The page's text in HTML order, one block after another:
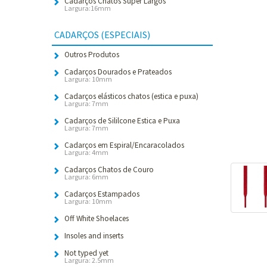
Largura:16mm
CADARÇOS (ESPECIAIS)
Outros Produtos
Cadarços Dourados e Prateados
Largura: 10mm
Cadarços elásticos chatos (estica e puxa)
Largura: 7mm
Cadarços de Sililcone Estica e Puxa
Largura: 7mm
Cadarços em Espiral/Encaracolados
Largura: 4mm
Cadarços Chatos de Couro
Largura: 6mm
Cadarços Estampados
Largura: 10mm
Off White Shoelaces
Insoles and inserts
Not typed yet
Largura: 2.5mm